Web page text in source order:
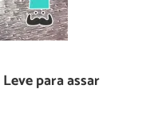
Leve para assar